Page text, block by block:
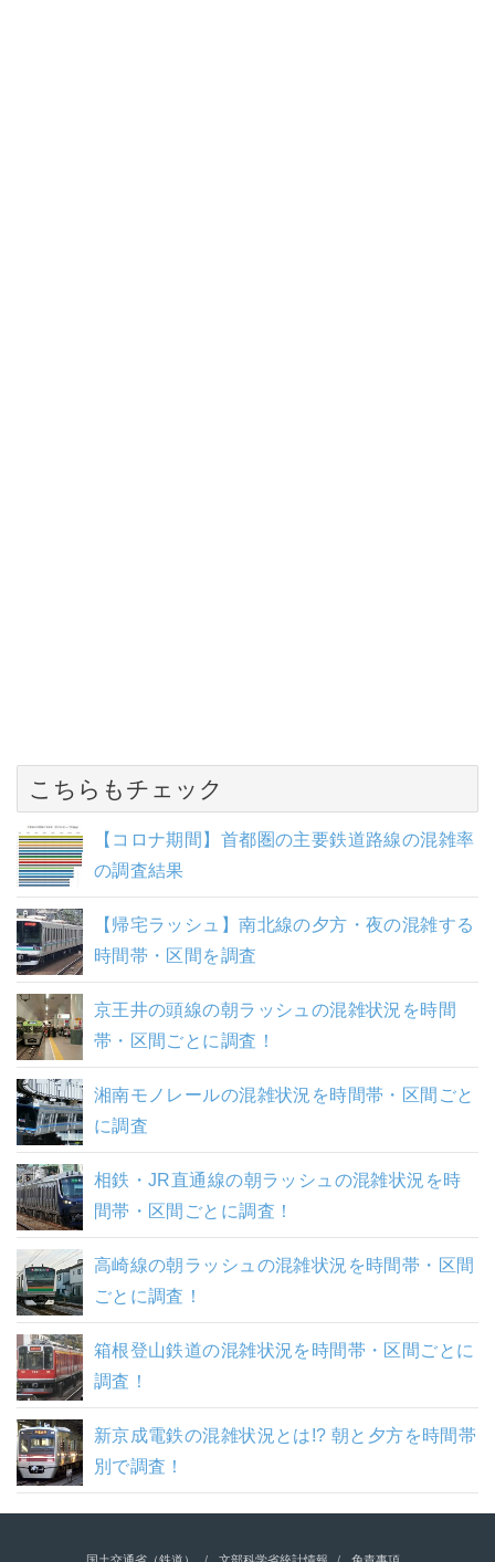
こちらもチェック
【コロナ期間】首都圏の主要鉄道路線の混雑率
の調査結果
【帰宅ラッシュ】南北線の夕方・夜の混雑する
時間帯・区間を調査
京王井の頭線の朝ラッシュの混雑状況を時間
帯・区間ごとに調査！
湘南モノレールの混雑状況を時間帯・区間ごと
に調査
相鉄・JR直通線の朝ラッシュの混雑状況を時
間帯・区間ごとに調査！
高崎線の朝ラッシュの混雑状況を時間帯・区間
ごとに調査！
箱根登山鉄道の混雑状況を時間帯・区間ごとに
調査！
新京成電鉄の混雑状況とは!? 朝と夕方を時間帯
別で調査！